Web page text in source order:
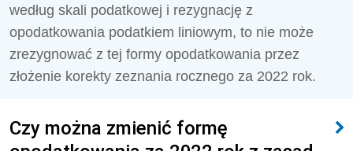
według skali podatkowej i rezygnację z
opodatkowania podatkiem liniowym, to nie może
zrezygnować z tej formy opodatkowania przez
złożenie korekty zeznania rocznego za 2022 rok.
Czy można zmienić formę